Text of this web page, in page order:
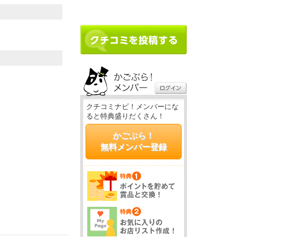
クチコミナビ！メンバーにな
ると特典盛りだくさん！
かごぶら！
無料メンバー登録